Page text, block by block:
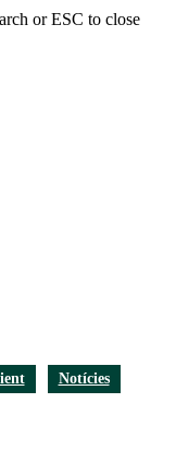
or ESC to close
Notícies